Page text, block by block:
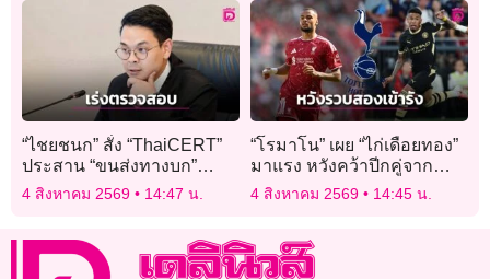
ทุจริตออกบัตร’โดยมิชอบ
“ไชยชนก” สั่ง “ThaiCERT”
ประสาน “ขนส่งทางบก”
ตรวจสอบข้อมูลทะเบียนรถ
4 สิงหาคม 2569 14:47 น.
“โรมาโน” เผย “ไก่เดือยทอง”
มาแรง หวังคว้าปีกคู่จาก
“หงส์แดง-เรือใบสีฟ้า”
4 สิงหาคม 2569 14:45 น.